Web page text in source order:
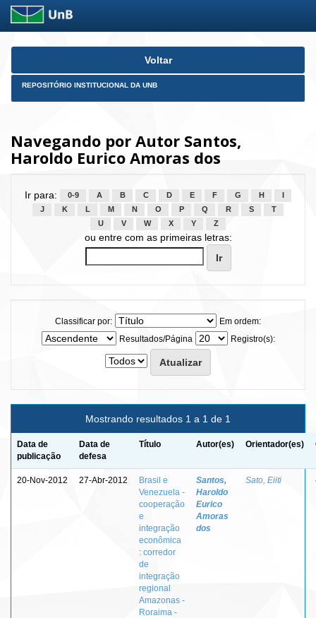
Skip
Voltar
REPOSITÓRIO INSTITUCIONAL DA UNB
Navegando por Autor Santos,
Haroldo Eurico Amoras dos
Ir para: 0-9 A B C D E F G H
J
K L M N O P Q R S
T
U
V W X Y Z
ou entre com as primeiras letras:
Classificar por:
Em ordem:
Resultados/Página
Registro(s):
Mostrando resultados 1 a 1 de 1
Data de
publicação
Data de
defesa
Título Autor(es) Orientador(es)
20-Nov-2012 27-Abr-2012
Brasil e
Venezuela -
cooperação
e
integração
econômica
: corredor
de
integração
regional
Amazonas -
Roraima -
Santos,
Haroldo
Eurico
Amoras
dos
Sato, Eiiti